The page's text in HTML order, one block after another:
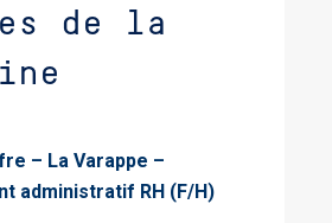
de la
– La Varappe –
administratif RH (F/H)